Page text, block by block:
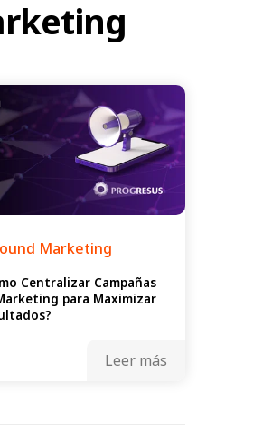
Marketing
Centralizar Campañas
para Maximizar
Leer más